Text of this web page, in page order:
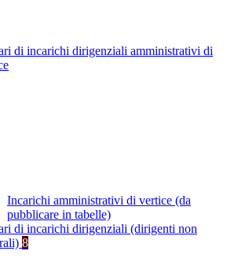
di incarichi dirigenziali amministrativi di
Incarichi amministrativi di vertice (da
pubblicare in tabelle)
di incarichi dirigenziali (dirigenti non
8